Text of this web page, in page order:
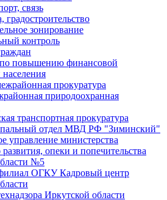
связь
градостроительство
зонирование
контроль
повышению финансовой
населения
прокуратура
природоохранная
транспортная прокуратура
отдел МВД РФ "Зиминский"
управление министерства
опеки и попечительства
№5
ОГКУ Кадровый центр
Иркутской области